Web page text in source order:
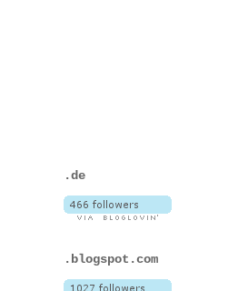
.de
.blogspot.com